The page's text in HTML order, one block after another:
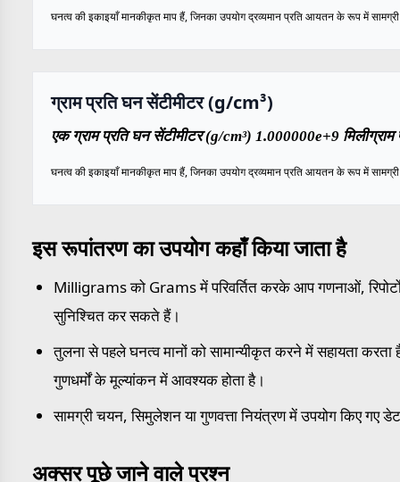
घनत्व की इकाइयाँ मानकीकृत माप हैं, जिनका उपयोग द्रव्यमान प्रति आयतन के रूप में
ग्राम प्रति घन सेंटीमीटर (g/cm³)
एक ग्राम प्रति घन सेंटीमीटर (g/cm³) 1.000000e+9 मिलीग्राम
घनत्व की इकाइयाँ मानकीकृत माप हैं, जिनका उपयोग द्रव्यमान प्रति आयतन के रूप में
इस रूपांतरण का उपयोग कहाँ किया जाता है
Milligrams को Grams में परिवर्तित करके आप गणनाओं,
सुनिश्चित कर सकते हैं।
तुलना से पहले घनत्व मानों को सामान्यीकृत करने में सहायता करता
गुणधर्मों के मूल्यांकन में आवश्यक होता है।
सामग्री चयन, सिमुलेशन या गुणवत्ता नियंत्रण में उपयोग किए गए
अक्सर पूछे जाने वाले प्रश्न